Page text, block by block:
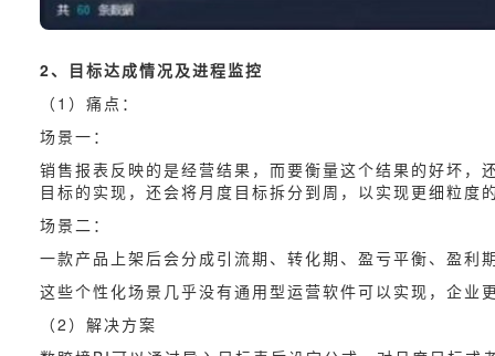
2、目标达成情况及进程监控
（1）痛点：
场景一：
销售报表反映的是经营结果，而要衡量这个结果的好坏
目标的实现，还会将月度目标拆分到周，以实现更细粒度
场景二：
一款产品上架后会分成引流期、转化期、盈亏平衡、盈
这些个性化场景几乎没有通用型运营软件可以实现，企业
（2）解决方案